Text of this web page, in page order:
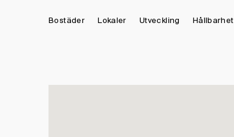
Bostäder Lokaler Utveckling Hållbarhet